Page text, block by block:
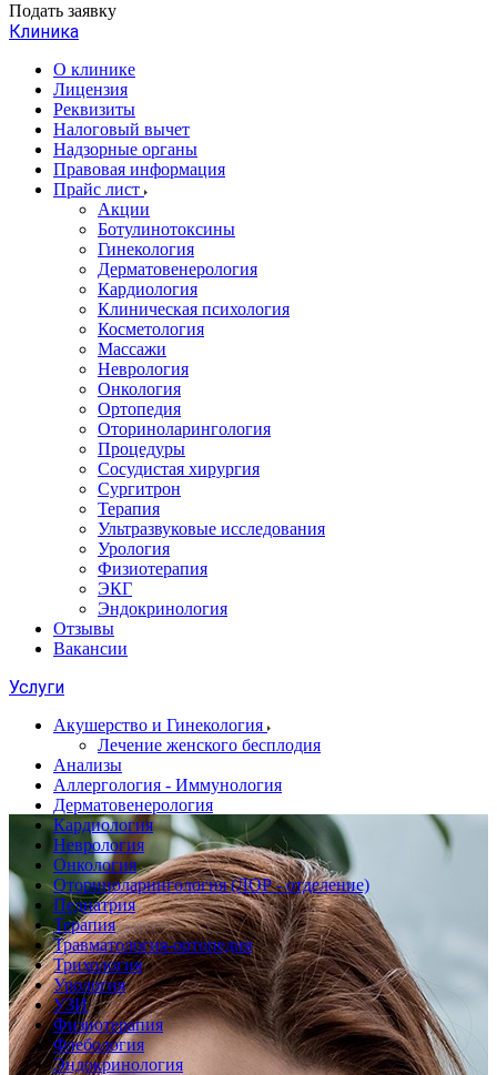
Подать заявку
Клиника
О клинике
Лицензия
Реквизиты
Налоговый вычет
Надзорные органы
Правовая информация
Прайс лист
Акции
Ботулинотоксины
Гинекология
Дерматовенерология
Кардиология
Клиническая психология
Косметология
Массажи
Неврология
Онкология
Ортопедия
Оториноларингология
Процедуры
Сосудистая хирургия
Сургитрон
Терапия
Ультразвуковые исследования
Урология
Физиотерапия
ЭКГ
Эндокринология
Отзывы
Вакансии
Услуги
Акушерство и Гинекология
Лечение женского бесплодия
Анализы
Аллергология - Иммунология
Дерматовенерология
Кардиология
Неврология
Онкология
Оториноларингология (ЛОР - отделение)
Педиатрия
Терапия
Травматология-ортопедия
Трихология
Урология
УЗИ
Физиотерапия
Флебология
Эндокринология